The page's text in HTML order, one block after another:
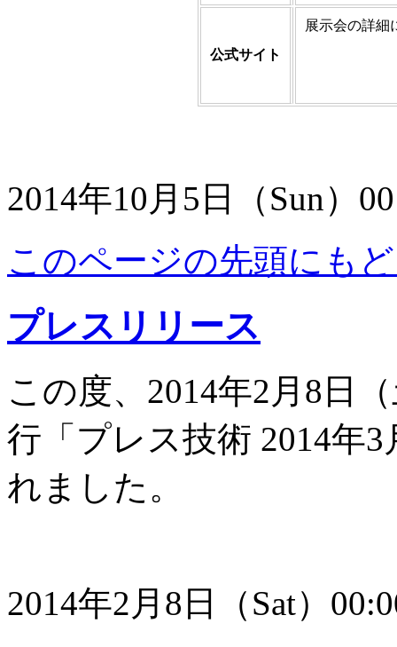
公式サイト
展示会の詳細
2014年10月5日（Sun）
このページの先頭にも
プレスリリース
この度、2014年2月8日
行「プレス技術 2014年
れました。
2014年2月8日（Sat）